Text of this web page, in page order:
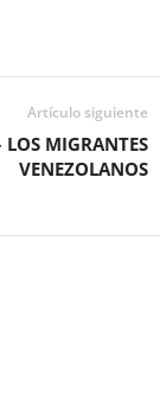
Artículo siguiente
MIGRANTES
VENEZOLANOS